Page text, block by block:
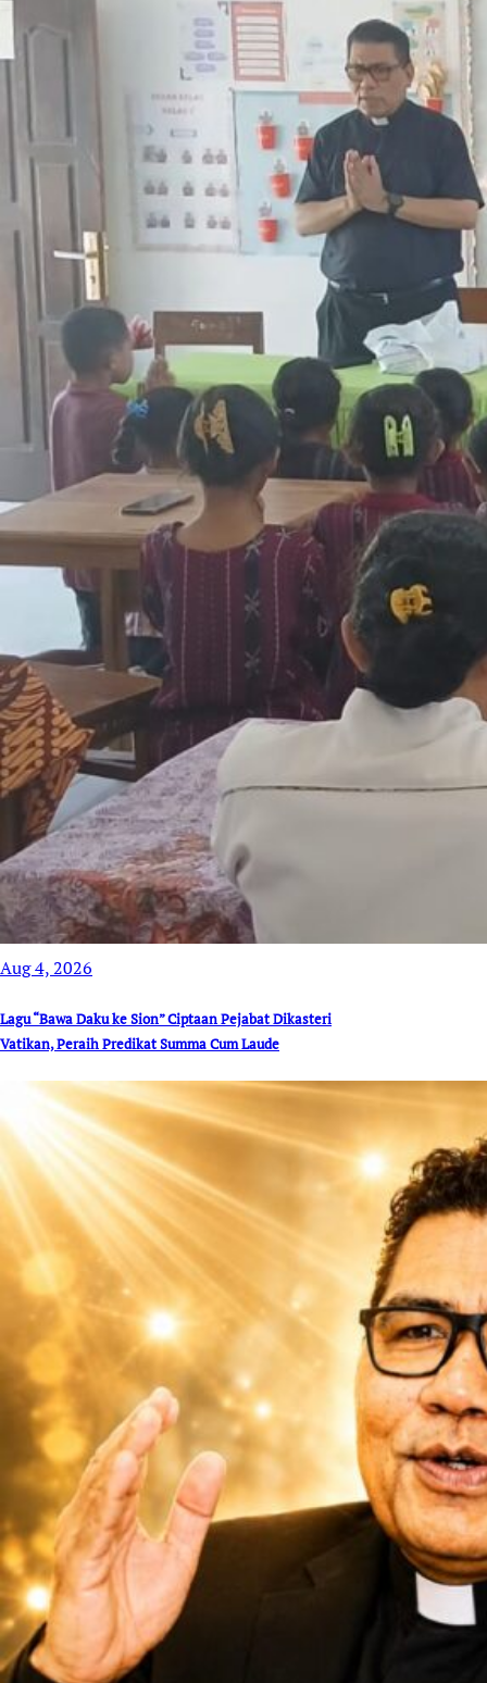
Aug 4, 2026
Lagu “Bawa Daku ke Sion” Ciptaan Pejabat Dikasteri
Vatikan, Peraih Predikat Summa Cum Laude